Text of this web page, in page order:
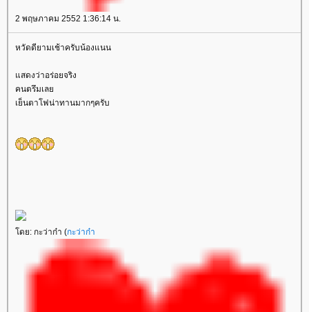
2 พฤษภาคม 2552 1:36:14 น.
หวัดดียามเช้าครับน้องแนน
สดงว่าอร่อยจริง
คนตรึมเล
เย็นตาโฟน่าทานมากๆครับ
ดย: กะว่าก๋า (กะว่าก๋า